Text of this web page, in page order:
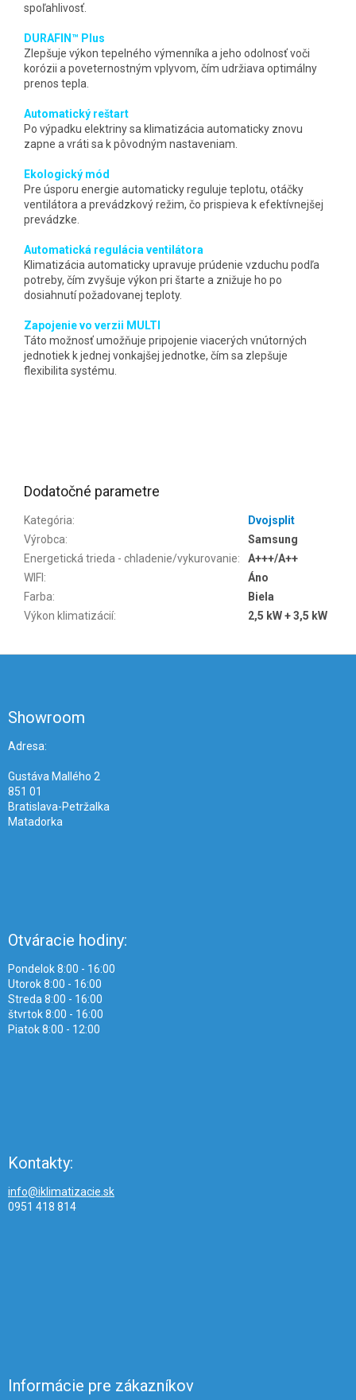
spoľahlivosť.
DURAFIN™ Plus
Zlepšuje výkon tepelného výmenníka a jeho odolnosť voči
korózii a poveternostným vplyvom, čím udržiava optimálny
prenos tepla.
Automatický reštart
Po výpadku elektriny sa klimatizácia automaticky znovu
zapne a vráti sa k pôvodným nastaveniam.
Ekologický mód
Pre úsporu energie automaticky reguluje teplotu, otáčky
ventilátora a prevádzkový režim, čo prispieva k efektívnejšej
prevádzke.
Automatická regulácia ventilátora
Klimatizácia automaticky upravuje prúdenie vzduchu podľa
potreby, čím zvyšuje výkon pri štarte a znižuje ho po
dosiahnutí požadovanej teploty.
Zapojenie vo verzii MULTI
Táto možnosť umožňuje pripojenie viacerých vnútorných
jednotiek k jednej vonkajšej jednotke, čím sa zlepšuje
flexibilita systému.
Dodatočné parametre
Kategória:
Dvojsplit
Výrobca:
Samsung
Energetická trieda - chladenie/vykurovanie:
A+++/A++
WIFI:
Áno
Farba:
Biela
Výkon klimatizácií: 2,5 kW + 3,5 kW
Showroom
Adresa:
Gustáva Mallého 2
851 01
Bratislava-Petržalka
Matadorka
Otváracie hodiny:
Pondelok 8:00 - 16:00
Utorok 8:00 - 16:00
Streda 8:00 - 16:00
štvrtok 8:00 - 16:00
Piatok 8:00 - 12:00
Kontakty:
info@iklimatizacie.sk
0951 418 814
Informácie pre zákazníkov